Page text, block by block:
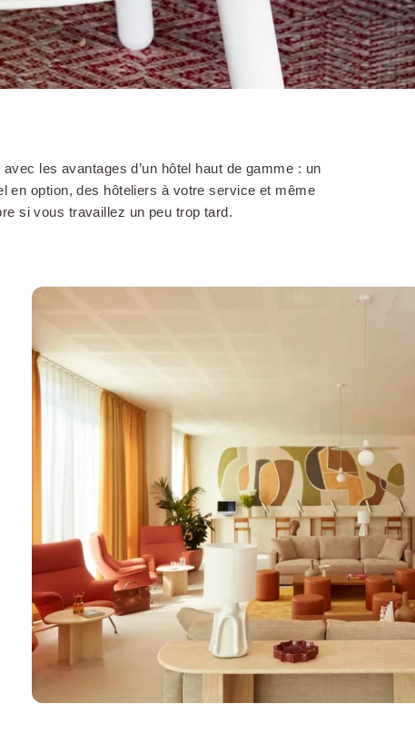
les avantages d’un hôtel haut de gamme : un
en option, des hôteliers à votre service et même
si vous travaillez un peu trop tard.
DEOKKO HOTELS TOULON CENTRE :
Arrivée possible à partir de
14h et départs jusqu'à 12h
(14h le week-end)
GRATUIT pour les enfants
de - de 2 ans
Animaux acceptés sur
demande (sans supplément)
Bagagerie
Paiements acceptés (CB,